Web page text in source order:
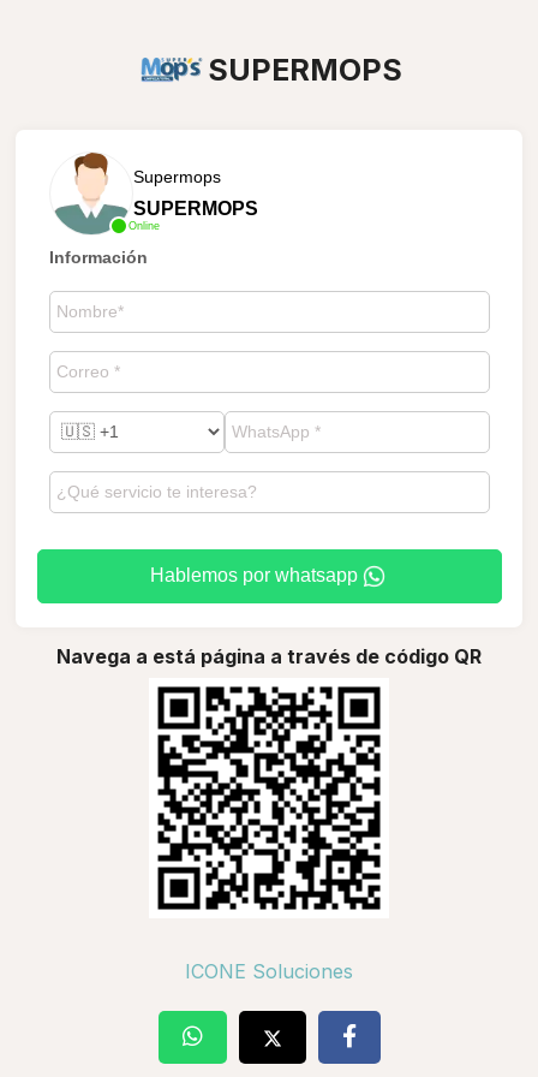
SUPERMOPS
Online
Supermops
SUPERMOPS
Información
Hablemos por whatsapp
Navega a está página a través de código QR
ICONE Soluciones